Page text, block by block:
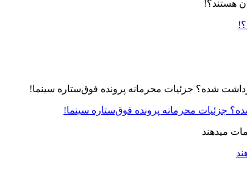
جزئیات محرمانه پرونده فوق‌ستاره سینما!